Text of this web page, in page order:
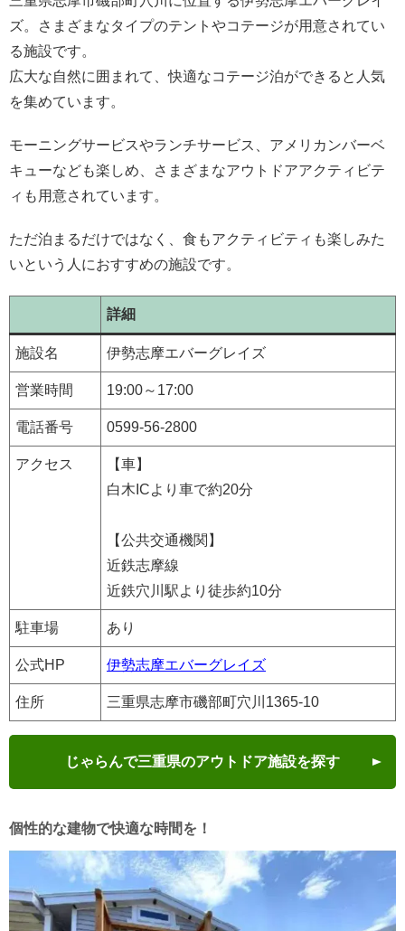
ズ。さまざまなタイプのテントやコテージが用意されてい
る施設です。
広大な自然に囲まれて、快適なコテージ泊ができると人気
を集めています。
モーニングサービスやランチサービス、アメリカンバーベ
キューなども楽しめ、さまざまなアウトドアアクティビテ
ィも用意されています。
ただ泊まるだけではなく、食もアクティビティも楽しみた
いという人におすすめの施設です。
詳細
施設名 伊勢志摩エバーグレイズ
営業時間 19:00～17:00
電話番号 0599-56-2800
アクセス
【車】
白木ICより車で約20分
【公共交通機関】
近鉄志摩線
近鉄穴川駅より徒歩約10分
駐車場 あり
公式HP 伊勢志摩エバーグレイズ
住所 三重県志摩市磯部町穴川1365-10
じゃらんで三重県のアウトドア施設を探す
個性的な建物で快適な時間を！